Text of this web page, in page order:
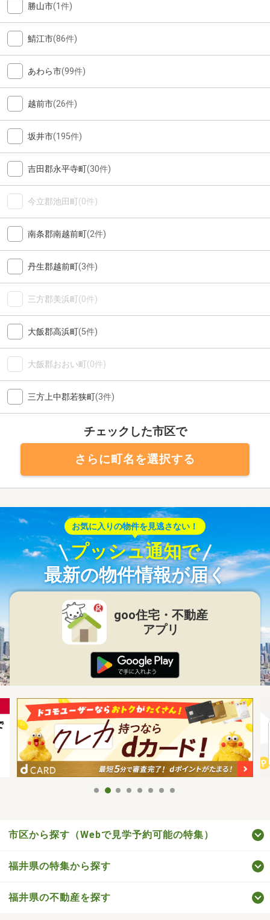
勝山市(1件)
鯖江市(86件)
あわら市(99件)
越前市(26件)
坂井市(195件)
吉田郡永平寺町(30件)
今立郡池田町(0件)
南条郡南越前町(2件)
丹生郡越前町(3件)
三方郡美浜町(0件)
大飯郡高浜町(5件)
大飯郡おおい町(0件)
三方上中郡若狭町(3件)
チェックした市区で
さらに町名を選択する
お気に入りの物件を見逃さない！
プッシュ通知で
最新の物件情報が届く
goo住宅・不動産
アプリ
市区から探す（Webで見学予約可能の特集）
福井県の特集から探す
福井県の不動産を探す